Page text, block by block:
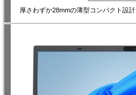
厚さわずか28mmの薄型コンパクト設